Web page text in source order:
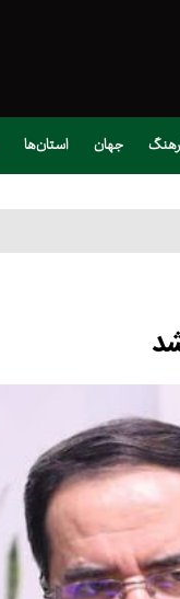
جهان استان‌ها